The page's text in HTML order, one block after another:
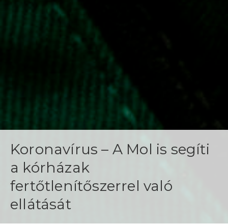
Koronavírus – A Mol is segíti
a kórházak
fertőtlenítőszerrel való
ellátását